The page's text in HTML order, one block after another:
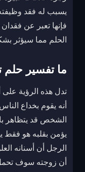
يسبب له فقد
فإنها تعبر عن
الحلم مما سيؤثر
ما تفسير حلم
تدل هذه الرؤية
أنه يقوم بخداع
الشخص قد يتظاهر
يؤمن بقلبه هو فقط
الرجل أن أسنانه
أن زوجته سوف